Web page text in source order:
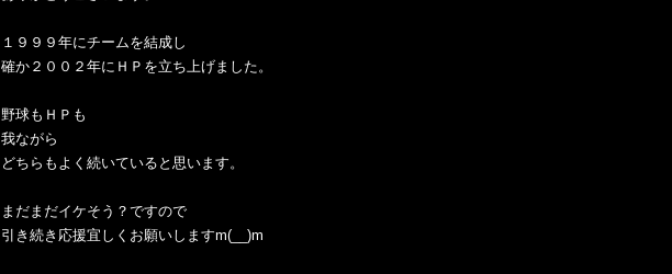
１９９９年にチームを結成し
確か２００２年にＨＰを立ち上げました。
野球もＨＰも
我ながら
どちらもよく続いていると思います。
まだまだイケそう？ですので
引き続き応援宜しくお願いしますm(__)m